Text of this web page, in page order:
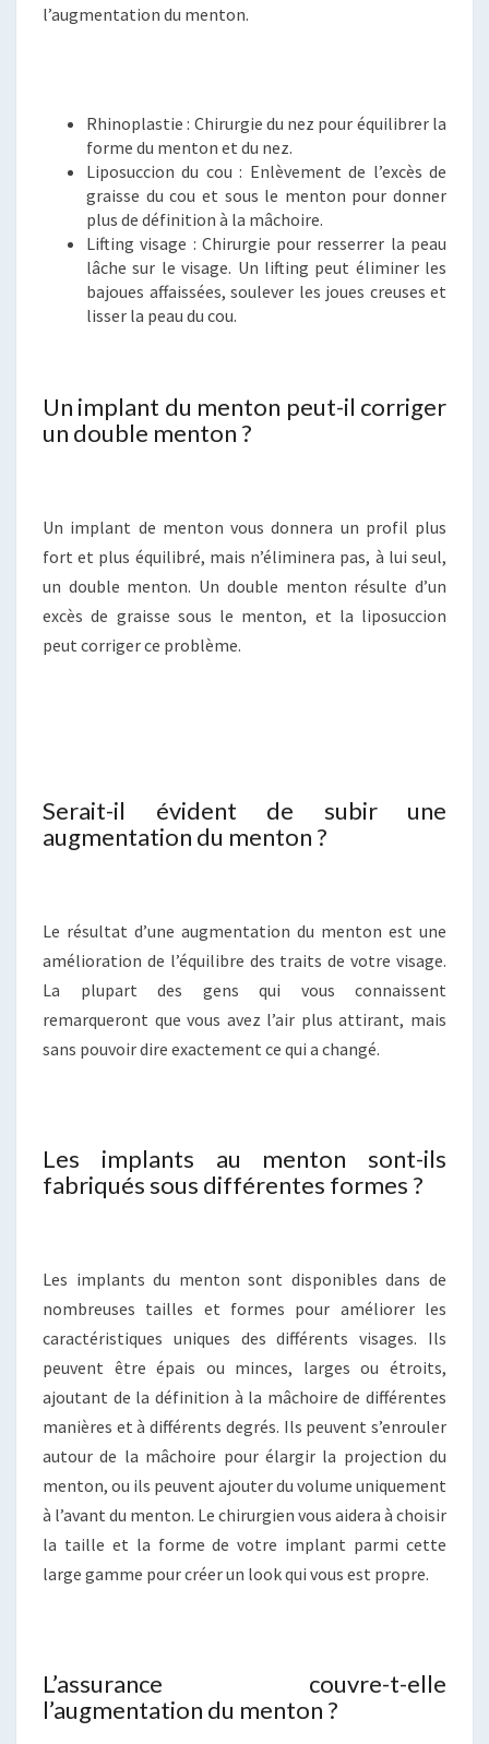
l’augmentation du menton.
Rhinoplastie : Chirurgie du nez pour équilibrer la
forme du menton et du nez.
Liposuccion du cou : Enlèvement de l’excès de
graisse du cou et sous le menton pour donner
plus de définition à la mâchoire.
Lifting visage : Chirurgie pour resserrer la peau
lâche sur le visage. Un lifting peut éliminer les
bajoues affaissées, soulever les joues creuses et
lisser la peau du cou.
Un implant du menton peut-il corriger
un double menton ?
Un implant de menton vous donnera un profil plus
fort et plus équilibré, mais n’éliminera pas, à lui seul,
un double menton. Un double menton résulte d’un
excès de graisse sous le menton, et la liposuccion
peut corriger ce problème.
Serait-il évident de subir une
augmentation du menton ?
Le résultat d’une augmentation du menton est une
amélioration de l’équilibre des traits de votre visage.
La plupart des gens qui vous connaissent
remarqueront que vous avez l’air plus attirant, mais
sans pouvoir dire exactement ce qui a changé.
Les implants au menton sont-ils
fabriqués sous différentes formes ?
Les implants du menton sont disponibles dans de
nombreuses tailles et formes pour améliorer les
caractéristiques uniques des différents visages. Ils
peuvent être épais ou minces, larges ou étroits,
ajoutant de la définition à la mâchoire de différentes
manières et à différents degrés. Ils peuvent s’enrouler
autour de la mâchoire pour élargir la projection du
menton, ou ils peuvent ajouter du volume uniquement
à l’avant du menton. Le chirurgien vous aidera à choisir
la taille et la forme de votre implant parmi cette
large gamme pour créer un look qui vous est propre.
L’assurance couvre-t-elle
l’augmentation du menton ?